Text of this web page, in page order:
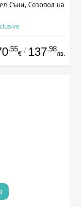
Съни, Созопол на
.55
€ / 137.98
лв.